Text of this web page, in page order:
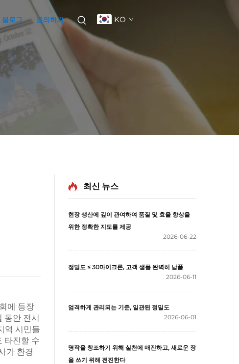
블로그 문의하기 KO
에 등장
동안 전시
역 시민들
타진할 수
가 환경
최신 뉴스
현장 생산에 깊이 관여하여 품질 및 효율 향상을
위한 정확한 지도를 제공
2026-06-22
정밀도 ≤ 30마이크론, 고객 샘플 완벽히 납품
2026-06-11
엄격하게 관리되는 기준, 일관된 정밀도
2026-06-01
명작을 창조하기 위해 실천에 매진하고, 새로운 장
을 쓰기 위해 전진한다